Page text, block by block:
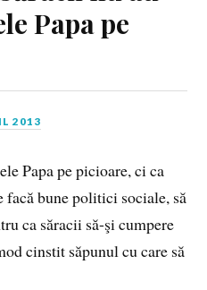
Papa pe
2013
Papa pe picioare, ci ca
bune politici sociale, să
ca săracii să-şi cumpere
cinstit săpunul cu care să